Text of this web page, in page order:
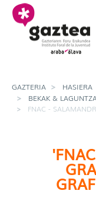
Eduki nagusira joan
FNAC -
GAZTERIA HASIERA
BEKAK &
FNAC -